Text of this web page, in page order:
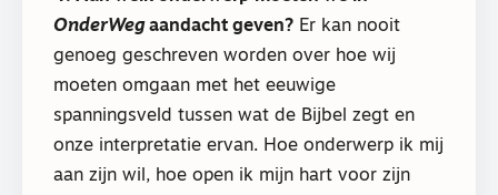
OnderWegaandacht geven? Er kan nooit
genoeg geschreven worden over hoe wij
moeten omgaan met het eeuwige
spanningsveld tussen wat de Bijbel zegt en
onze interpretatie ervan. Hoe onderwerp ik mij
aan zijn wil, hoe open ik mijn hart voor zijn